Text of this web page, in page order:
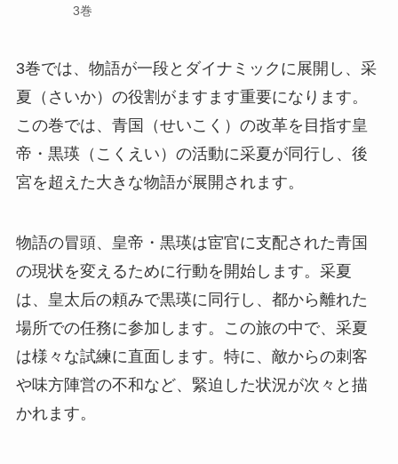
3巻
3巻では、物語が一段とダイナミックに展開し、采
夏（さいか）の役割がますます重要になります。
この巻では、青国（せいこく）の改革を目指す皇
帝・黒瑛（こくえい）の活動に采夏が同行し、後
宮を超えた大きな物語が展開されます。
物語の冒頭、皇帝・黒瑛は宦官に支配された青国
の現状を変えるために行動を開始します。采夏
は、皇太后の頼みで黒瑛に同行し、都から離れた
場所での任務に参加します。この旅の中で、采夏
は様々な試練に直面します。特に、敵からの刺客
や味方陣営の不和など、緊迫した状況が次々と描
かれます。